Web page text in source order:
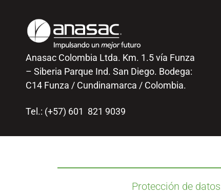
Anasac Colombia Ltda. Km. 1.5 vía Funza
– Siberia Parque Ind. San Diego. Bodega:
C14 Funza / Cundinamarca / Colombia.
Tel.: (+57) 601 821 9039
Protección de